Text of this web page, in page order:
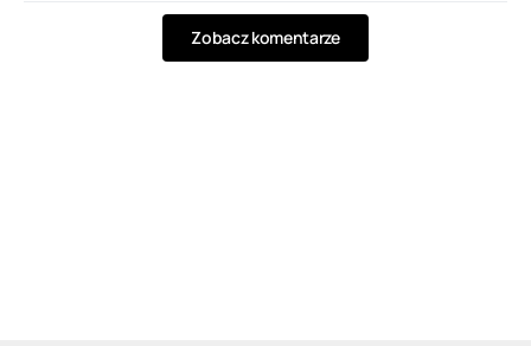
Zobacz komentarze